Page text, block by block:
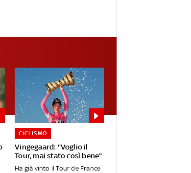
Vingegaard: "Voglio il
Tour, mai stato così bene"
CICLISMO
Ha già vinto il Tour de France